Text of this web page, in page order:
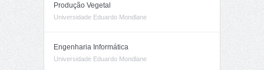
Produção Vegetal
Universidade Eduardo Mondlane
Engenharia Informática
Universidade Eduardo Mondlane